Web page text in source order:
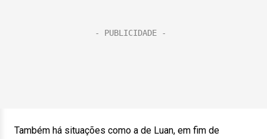
Também há situações como a de Luan, em fim de